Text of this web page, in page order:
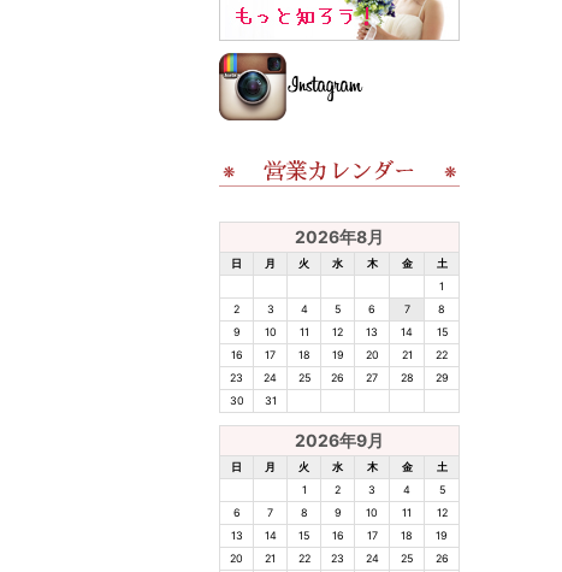
2026年8月
日 月 火 水 木 金
土
1
2
3 4 5 6 7
8
9
10 11 12 13 14
15
16
17 18 19 20 21
22
23
24 25 26 27 28
29
30
31
2026年9月
日 月 火 水 木 金
土
1
2 3 4
5
6
7 8 9 10 11
12
13
14 15 16 17 18
19
20
21 22 23 24 25
26